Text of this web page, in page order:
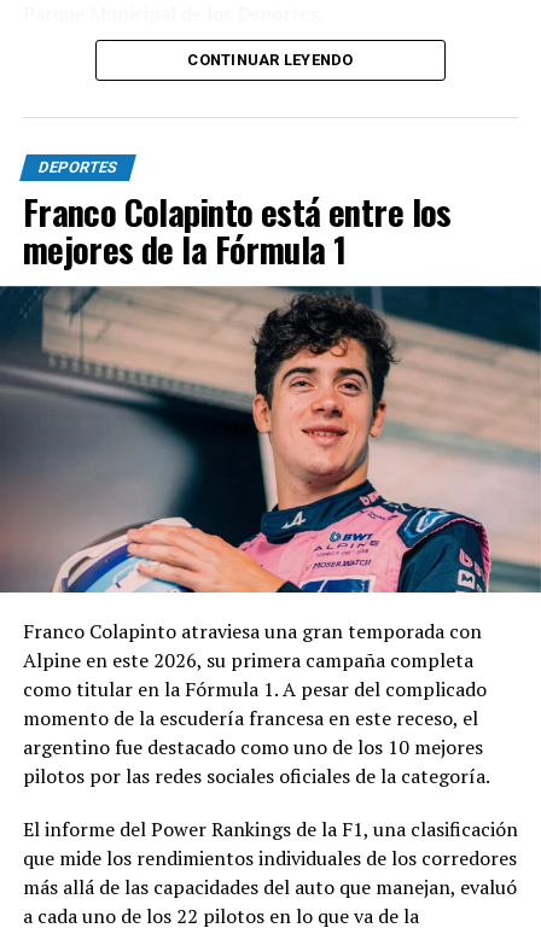
A tal efecto, el secretario Legal, Técnico y de
Comisión ad hoc que tendrá la responsabilidad de
analizar la documentación presentada por la
concesionaria y determinar si la operación se ajusta a las
exigencias previstas en el contrato y en la normativa
vigente.
El cuerpo estará integrado por representantes del
EMDER, la Dirección General Legal y Técnica, la
Contaduría General y la Dirección General de
Contrataciones, áreas que deberán elaborar un informe
técnico, jurídico y contable antes de que la
administración municipal adopte una definición sobre el
En los fundamentos de la resolución se señala que la
complejidad y trascendencia de la solicitud hacen
necesario un estudio integral de la documentación
modificación vinculada a la composición societaria de la
empresa que obtuvo la concesión.
La novedad se conoce mientras la concesión del Minella
continúa envuelta en una delicadísima situación
jurídica. El proceso mediante el cual Minella Stadium
busca determinar si existieron irregularidades en la
licitación impulsada por el Municipio.
La causa, que avanza en la Justicia, derivó en
CONTINUAR LEYENDO
DEPORTES
Franco Colapinto está entre los
mejores de la Fórmula 1
Franco Colapinto atraviesa una gran temporada con
Alpine en este 2026, su primera campaña completa
como titular en la Fórmula 1. A pesar del complicado
momento de la escudería francesa en este receso, el
argentino fue destacado como uno de los 10 mejores
pilotos por las redes sociales oficiales de la categoría.
El informe del Power Rankings de la F1, una clasificación
que mide los rendimientos individuales de los corredores
más allá de las capacidades del auto que manejan, evaluó
a cada uno de los 22 pilotos en lo que va de la